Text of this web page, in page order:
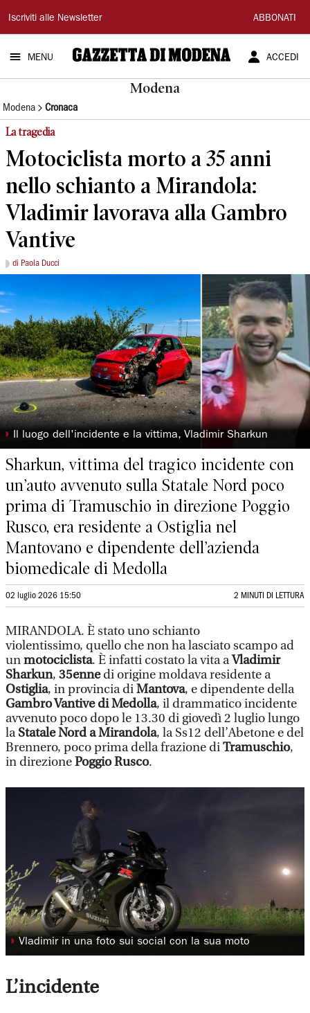
Gazzetta
di
Modena
Iscriviti alle Newsletter ABBONATI
MENU ACCEDI
Modena
Modena Cronaca
La tragedia
Motociclista morto a 35 anni
nello schianto a Mirandola:
Vladimir lavorava alla Gambro
Vantive
di Paola Ducci
◗ Il luogo dell'incidente e la vittima, Vladimir Sharkun
Sharkun, vittima del tragico incidente con
un’auto avvenuto sulla Statale Nord poco
prima di Tramuschio in direzione Poggio
Rusco, era residente a Ostiglia nel
Mantovano e dipendente dell’azienda
biomedicale di Medolla
02 luglio 2026 15:50 2 MINUTI DI LETTURA
MIRANDOLA. È stato uno schianto
violentissimo, quello che non ha lasciato scampo ad
unmotociclista. È infatti costato la vita aVladimir
Sharkun, 35ennedi origine moldava residente a
Ostiglia, in provincia diMantova, e dipendente della
Gambro Vantive di Medolla, il drammatico incidente
avvenuto poco dopo le 13.30 di giovedì 2 luglio lungo
laStatale Nord a Mirandola, la Ss12 dell’Abetone e del
Brennero, poco prima della frazione diTramuschio,
in direzionePoggio Rusco.
◗ Vladimir in una foto sui social con la sua moto
L’incidente